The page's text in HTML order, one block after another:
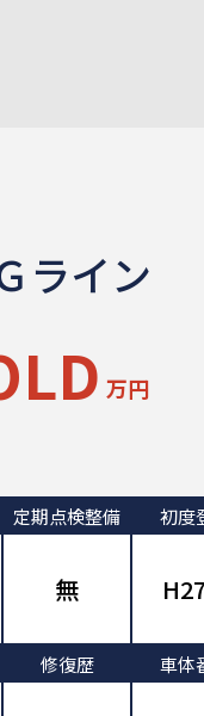
ライン
万円
定期点検整備
無
初度
修復歴 車体